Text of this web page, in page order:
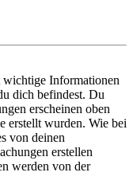
wichtige Informationen
dich befindest. Du
erscheinen oben
erstellt wurden. Wie bei
von deinen
erstellen
werden von der